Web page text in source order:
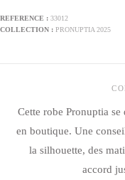
33012
PRONUPTIA 2025
Cette robe Pronuptia
en boutique. Une
la silhouette, des
accord